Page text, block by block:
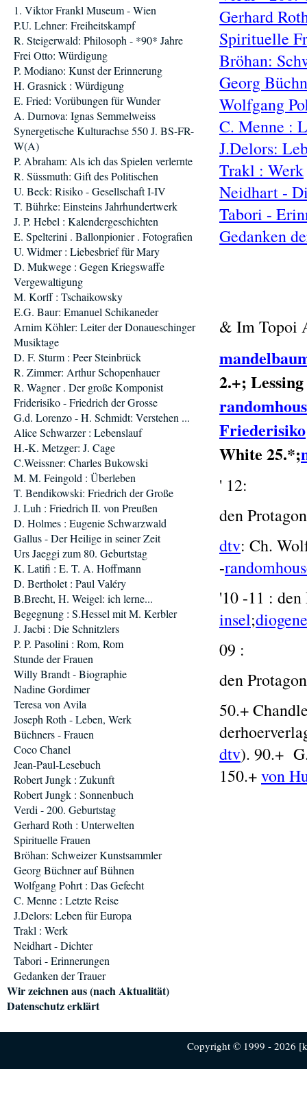
Gerhard
Spirituelle
Bröhan:
Georg
Wolfgang
C. Menne :
J.Delors:
Trakl : Werk
Neidhart -
Tabori -
Gedanken
& Im Topoi
2.+;
Friederisiko
White 25.*;
' 12:
den
dtv: Ch.
-
'10 -11 :
insel;
09 :
den
50.+
dtv). 90.+
150.+von
1. Viktor Frankl Museum - Wien
P.U. Lehner: Freiheitskampf
R. Steigerwald: Philosoph - *90* Jahre
Frei Otto: Würdigung
P. Modiano: Kunst der Erinnerung
H. Grasnick : Würdigung
E. Fried: Vorübungen für Wunder
A. Durnova: Ignas Semmelweiss
Synergetische Kulturachse 550 J. BS-FR-
W(A)
P. Abraham: Als ich das Spielen verlernte
R. Süssmuth: Gift des Politischen
U. Beck: Risiko - Gesellschaft I-IV
T. Bührke: Einsteins Jahrhundertwerk
J. P. Hebel : Kalendergeschichten
E. Spelterini . Ballonpionier . Fotografien
U. Widmer : Liebesbrief für Mary
D. Mukwege : Gegen Kriegswaffe
Vergewaltigung
M. Korff : Tschaikowsky
E.G. Baur: Emanuel Schikaneder
Arnim Köhler: Leiter der Donaueschinger
Musiktage
D. F. Sturm : Peer Steinbrück
R. Zimmer: Arthur Schopenhauer
R. Wagner . Der große Komponist
Friderisiko - Friedrich der Grosse
G.d. Lorenzo - H. Schmidt: Verstehen ...
Alice Schwarzer : Lebenslauf
H.-K. Metzger: J. Cage
C.Weissner: Charles Bukowski
M. M. Feingold : Überleben
T. Bendikowski: Friedrich der Große
J. Luh : Friedrich II. von Preußen
D. Holmes : Eugenie Schwarzwald
Gallus - Der Heilige in seiner Zeit
Urs Jaeggi zum 80. Geburtstag
K. Latifi : E. T. A. Hoffmann
D. Bertholet : Paul Valéry
B.Brecht, H. Weigel: ich lerne...
Begegnung : S.Hessel mit M. Kerbler
J. Jacbi : Die Schnitzlers
P. P. Pasolini : Rom, Rom
Stunde der Frauen
Willy Brandt - Biographie
Nadine Gordimer
Teresa von Avila
Joseph Roth - Leben, Werk
Büchners - Frauen
Coco Chanel
Jean-Paul-Lesebuch
Robert Jungk : Zukunft
Robert Jungk : Sonnenbuch
Verdi - 200. Geburtstag
Gerhard Roth : Unterwelten
Spirituelle Frauen
Bröhan: Schweizer Kunstsammler
Georg Büchner auf Bühnen
Wolfgang Pohrt : Das Gefecht
C. Menne : Letzte Reise
J.Delors: Leben für Europa
Trakl : Werk
Neidhart - Dichter
Tabori - Erinnerungen
Gedanken der Trauer
Wir zeichnen aus (nach Aktualität)
Datenschutz erklärt
Copyright © 1999 - 2026